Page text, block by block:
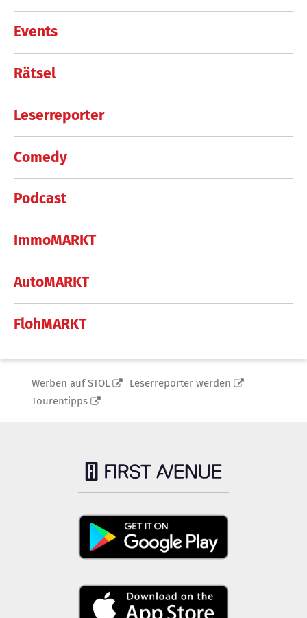
Events
Rätsel
Leserreporter
Comedy
Podcast
ImmoMARKT
AutoMARKT
FlohMARKT
Werben auf STOL
Leserreporter werden
Tourentipps